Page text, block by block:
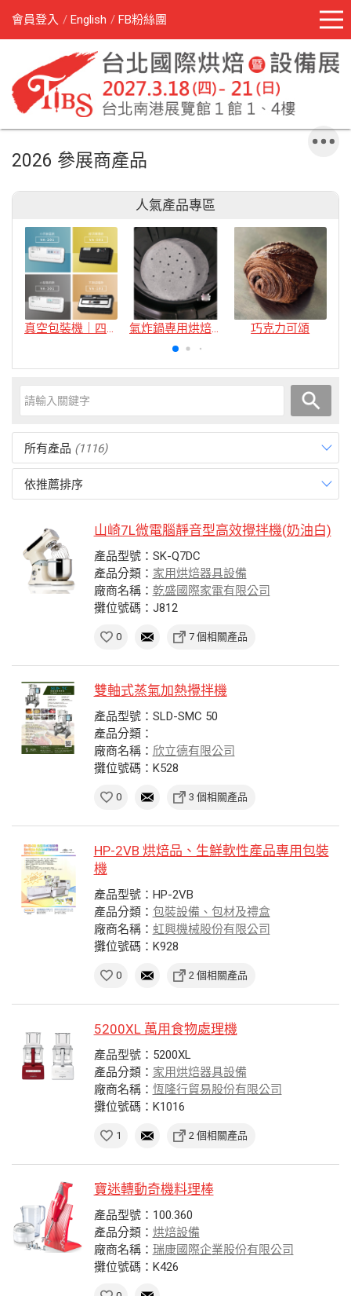
會員登入 English FB粉絲團
2026 參展商產品
人氣產品專區
真空包裝機｜四款 氣炸鍋專用烘焙紙 巧克力可頌
所有產品 (1116)
依推薦排序
山崎7L微電腦靜音型高效攪拌機(奶油白)
產品型號：SK-Q7DC
產品分類： 家用烘焙器具設備
廠商名稱： 乾盛國際家電有限公司
攤位號碼：J812
0 7 個相關產品
雙軸式蒸氣加熱攪拌機
產品型號：SLD-SMC 50
產品分類：
廠商名稱： 欣立德有限公司
攤位號碼：K528
0 3 個相關產品
HP-2VB 烘焙品、生鮮軟性產品專用包裝
機
產品型號：HP-2VB
產品分類： 包裝設備、包材及禮盒
廠商名稱： 虹興機械股份有限公司
攤位號碼：K928
0 2 個相關產品
5200XL 萬用食物處理機
產品型號：5200XL
產品分類： 家用烘焙器具設備
廠商名稱： 恆隆行貿易股份有限公司
攤位號碼：K1016
1 2 個相關產品
寶迷轉動奇機料理棒
產品型號：100.360
產品分類： 烘焙設備
廠商名稱： 瑞康國際企業股份有限公司
攤位號碼：K426